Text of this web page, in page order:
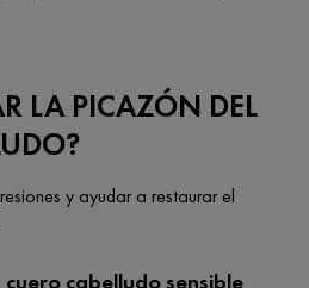
LA PICAZÓN DEL
y ayudar a restaurar el
cabelludo sensible